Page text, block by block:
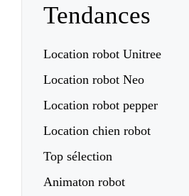
Tendances
Location robot Unitree
Location robot Neo
Location robot pepper
Location chien robot
Top sélection
Animaton robot